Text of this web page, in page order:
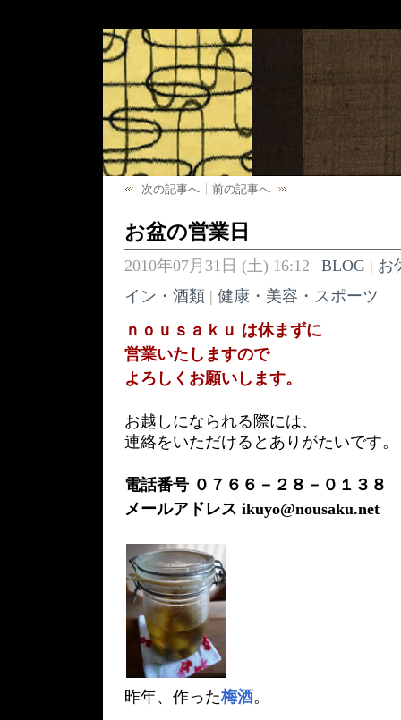
次の記事へ 前の記事へ
お盆の営業日
2010年07月31日 (土) 16:12 BLOG| お
イン・酒類 | 健康・美容・スポーツ
ｎｏｕｓａｋｕ は休まずに
営業いたしますので
よろしくお願いします。
お越しになられる際には、
連絡をいただけるとありがたいです。
電話番号 ０７６６－２８－０１３
メールアドレス ikuyo@nousaku.net
昨年、作った梅酒。